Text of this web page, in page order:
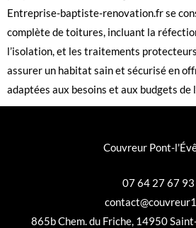
Entreprise-baptiste-renovation.frse
complète de toitures, incluant la
l’isolation, et les traitements
assurer un habitat sain et sécurisé en
adaptées aux besoins et aux budgets de
Couvreur Pont-
07 64 27 67 93
865b Chem. du Friche, 14950